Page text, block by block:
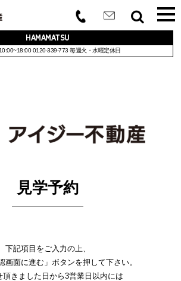
HAMAMATSU
0120-339-773 毎週火・水曜定休日
見学予約
下記項目をご入力の上、
画面に進む」ボタンを押して下さい。
頂きました日から3営業日以内には